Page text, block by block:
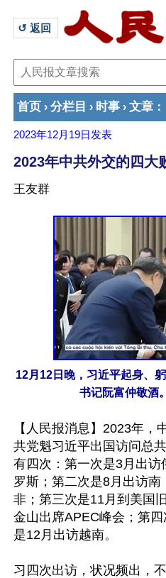
↺ 返回
首页 › 分栏目 › 时事 › 文章 ：
2023年12月19日 发表
2023年中共外交的四大
王友群
12月12日晚，习近平起身、
书记阮富仲敬酒
【人民报消息】2023年，
共党魁习近平出国访问总
有四次：第一次是3月出访
罗斯；第二次是8月出访南
非；第三次是11月到美国旧
金山出席APEC峰会；第四
是12月出访越南。
习四次出访，状况频出，